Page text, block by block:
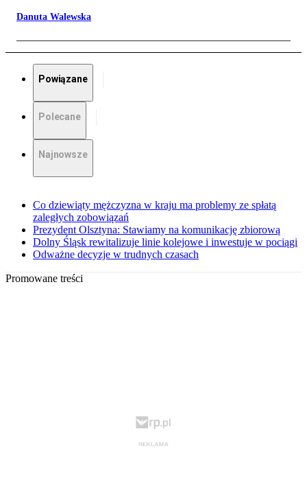
Danuta Walewska
Powiązane
Polecane
Najnowsze
Co dziewiąty mężczyzna w kraju ma problemy ze spłatą
zaległych zobowiązań
Prezydent Olsztyna: Stawiamy na komunikację zbiorową
Dolny Śląsk rewitalizuje linie kolejowe i inwestuje w pociągi
Odważne decyzje w trudnych czasach
Promowane treści